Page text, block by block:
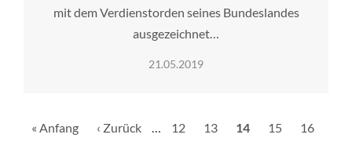
mit dem Verdienstorden seines Bundeslandes
ausgezeichnet…
21.05.2019
Erste
« Anfang
Vorherige
‹ Zurück … Seite
12 Seite
13
Aktuelle
14 Seite
15 Seite
16